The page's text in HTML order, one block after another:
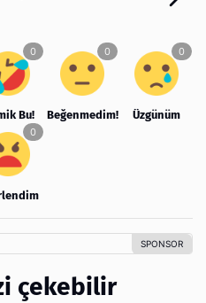
Bu! Beğenmedim! Üzgünüm
çekebilir